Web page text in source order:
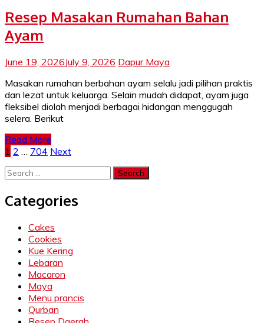
Resep Masakan Rumahan Bahan
Ayam
June 19, 2026July 9, 2026 Dapur Maya
Masakan rumahan berbahan ayam selalu jadi pilihan praktis
dan lezat untuk keluarga. Selain mudah didapat, ayam juga
fleksibel diolah menjadi berbagai hidangan menggugah
selera. Berikut
Read More
Posts
pagination
1 2 704 Next
Search
for:
Categories
Cakes
Cookies
Kue Kering
Lebaran
Macaron
Maya
Menu prancis
Qurban